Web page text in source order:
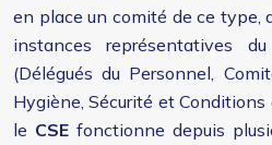
en place un comité de ce type,
instances représentatives
(Délégués du Personnel,
Hygiène, Sécurité et
le CSE fonctionne depuis